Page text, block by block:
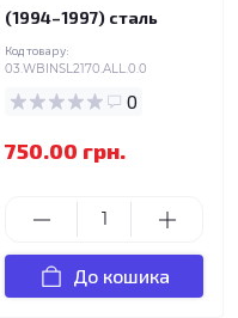
(1994–1997) сталь
Код товару:
03.WBINSL2170.ALL.0.0
0
750.00 грн.
До кошика